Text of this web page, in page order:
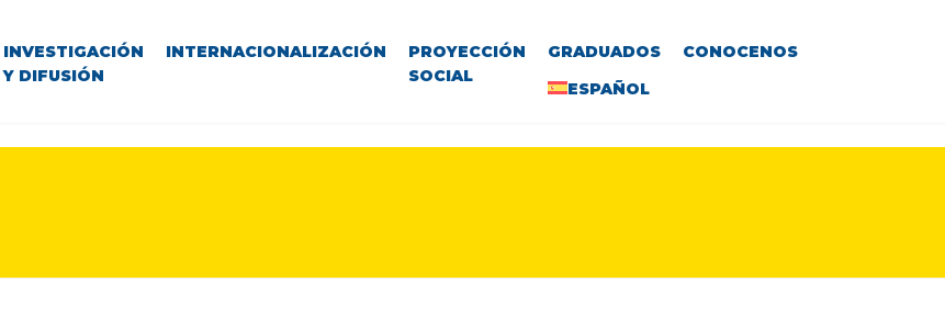
INVESTIGACIÓN
Y DIFUSIÓN
INTERNACIONALIZACIÓN
PROYECCIÓN
SOCIAL
GRADUADOS
CONOCENOS
ESPAÑOL